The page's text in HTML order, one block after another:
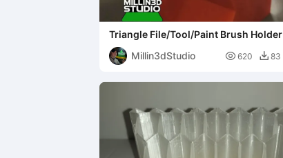
Triangle File/Tool/Paint Brush Holder
desktop organization
Millin3dStudio
 620  83